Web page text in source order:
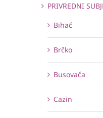
PRIVREDNI
Bihać
Brčko
Busovača
Cazin